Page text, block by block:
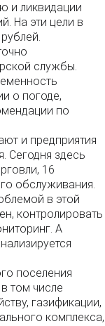
и ликвидации
На эти цели в
службы.
о погоде,
по
и предприятия
Сегодня здесь
16
обслуживания.
в этой
контролировать
А
поселения
том числе
газификации,
комплекса,